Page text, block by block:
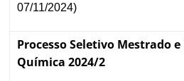
07/11/2024)
Processo Seletivo Mestrado
Química 2024/2